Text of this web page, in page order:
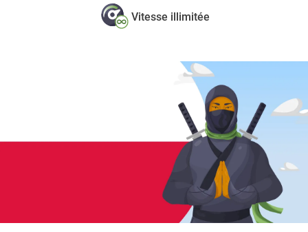
Vitesse illimitée